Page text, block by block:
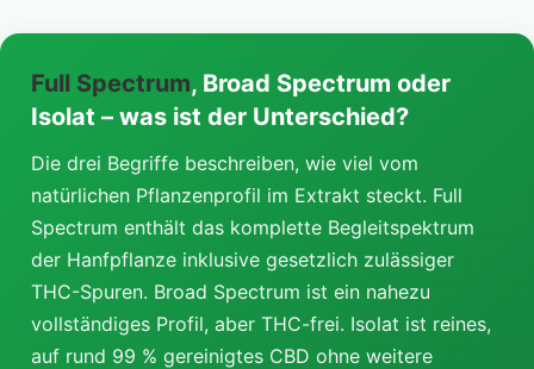
Full Spectrum, Broad Spectrum oder
Isolat – was ist der Unterschied?
Die drei Begriffe beschreiben, wie viel vom
natürlichen Pflanzenprofil im Extrakt steckt. Full
Spectrum enthält das komplette Begleitspektrum
der Hanfpflanze inklusive gesetzlich zulässiger
THC-Spuren. Broad Spectrum ist ein nahezu
vollständiges Profil, aber THC-frei. Isolat ist reines,
auf rund 99 % gereinigtes CBD ohne weitere